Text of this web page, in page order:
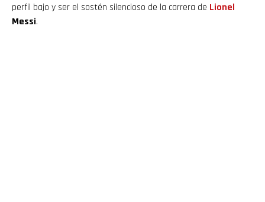
perfil bajo y ser el sostén silencioso de la carrera de Lionel
Messi.